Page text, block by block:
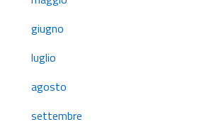
giugno
luglio
agosto
settembre